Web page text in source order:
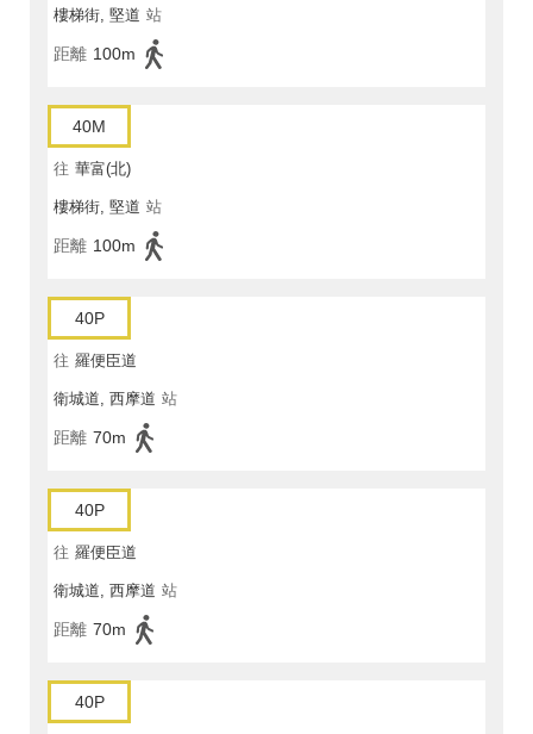
樓梯街, 堅道 站
距離 100m
40M
往 華富(北)
樓梯街, 堅道 站
距離 100m
40P
往 羅便臣道
衛城道, 西摩道 站
距離 70m
40P
往 羅便臣道
衛城道, 西摩道 站
距離 70m
40P